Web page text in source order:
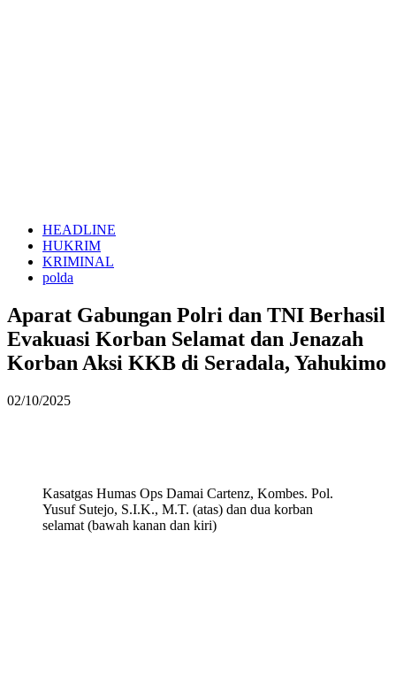
HEADLINE
HUKRIM
KRIMINAL
polda
Aparat Gabungan Polri dan TNI Berhasil
Evakuasi Korban Selamat dan Jenazah
Korban Aksi KKB di Seradala, Yahukimo
02/10/2025
Kasatgas Humas Ops Damai Cartenz, Kombes. Pol.
Yusuf Sutejo, S.I.K., M.T. (atas) dan dua korban
selamat (bawah kanan dan kiri)